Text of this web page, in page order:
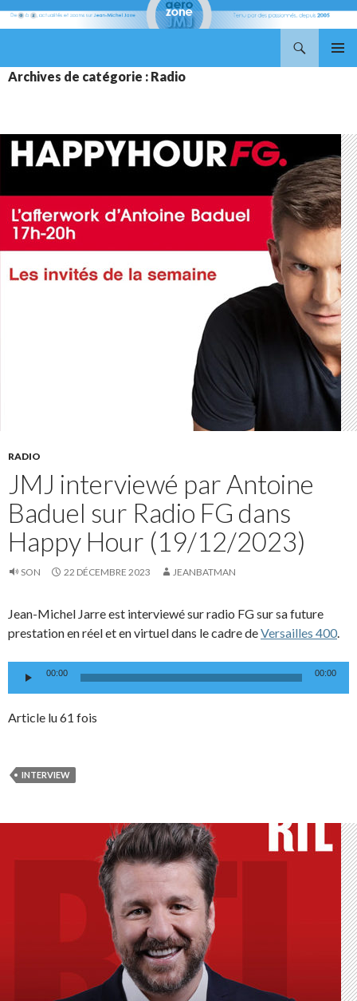
AU
Archives de catégorie : Radio
RADIO
JMJ interviewé par Antoine
Baduel sur Radio FG dans
Happy Hour (19/12/2023)
SON 22 DÉCEMBRE 2023 JEANBATMAN
Jean-Michel Jarre est interviewé sur radio FG sur sa future
prestation en réel et en virtuel dans le cadre deVersailles 400.
Lecteur00:00 00:00
Article lu 61 fois
INTERVIEW